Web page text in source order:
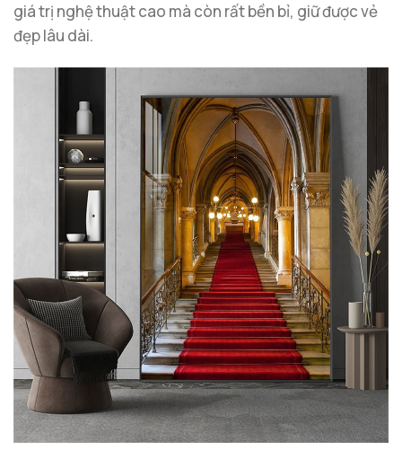
giá trị nghệ thuật cao mà còn rất bền bỉ, giữ được vẻ
đẹp lâu dài.